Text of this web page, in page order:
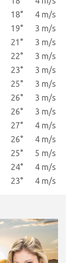
18°
4 m/s
19°
3 m/s
21°
3 m/s
22°
3 m/s
23°
3 m/s
25°
3 m/s
26°
3 m/s
26°
3 m/s
27°
4 m/s
26°
4 m/s
25°
5 m/s
24°
4 m/s
23° 4 m/s